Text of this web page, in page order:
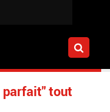
parfait" tout